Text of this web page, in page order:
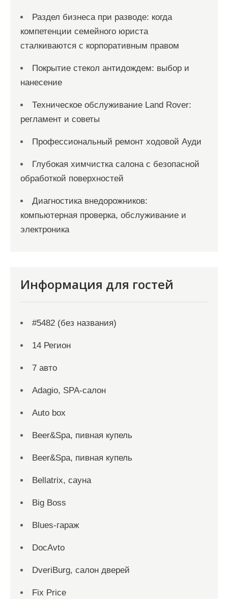
Раздел бизнеса при разводе: когда
компетенции семейного юриста
сталкиваются с корпоративным правом
Покрытие стекол антидождем: выбор и
нанесение
Техническое обслуживание Land Rover:
регламент и советы
Профессиональный ремонт ходовой Ауди
Глубокая химчистка салона с безопасной
обработкой поверхностей
Диагностика внедорожников:
компьютерная проверка, обслуживание и
электроника
Информация для гостей
#5482 (без названия)
14 Регион
7 авто
Adagio, SPA-салон
Auto box
Beer&Spa, пивная купель
Beer&Spa, пивная купель
Bellatrix, сауна
Big Boss
Blues-гараж
DocAvto
DveriBurg, салон дверей
Fix Price